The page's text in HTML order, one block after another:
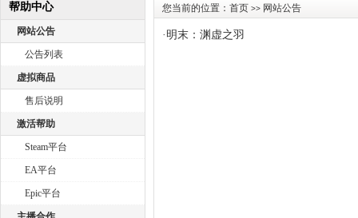
帮助中心
网站公告
公告列表
虚拟商品
售后说明
激活帮助
Steam平台
EA平台
Epic平台
您当前的位置： 首页 >> 网站公告
· 明末：渊虚之羽